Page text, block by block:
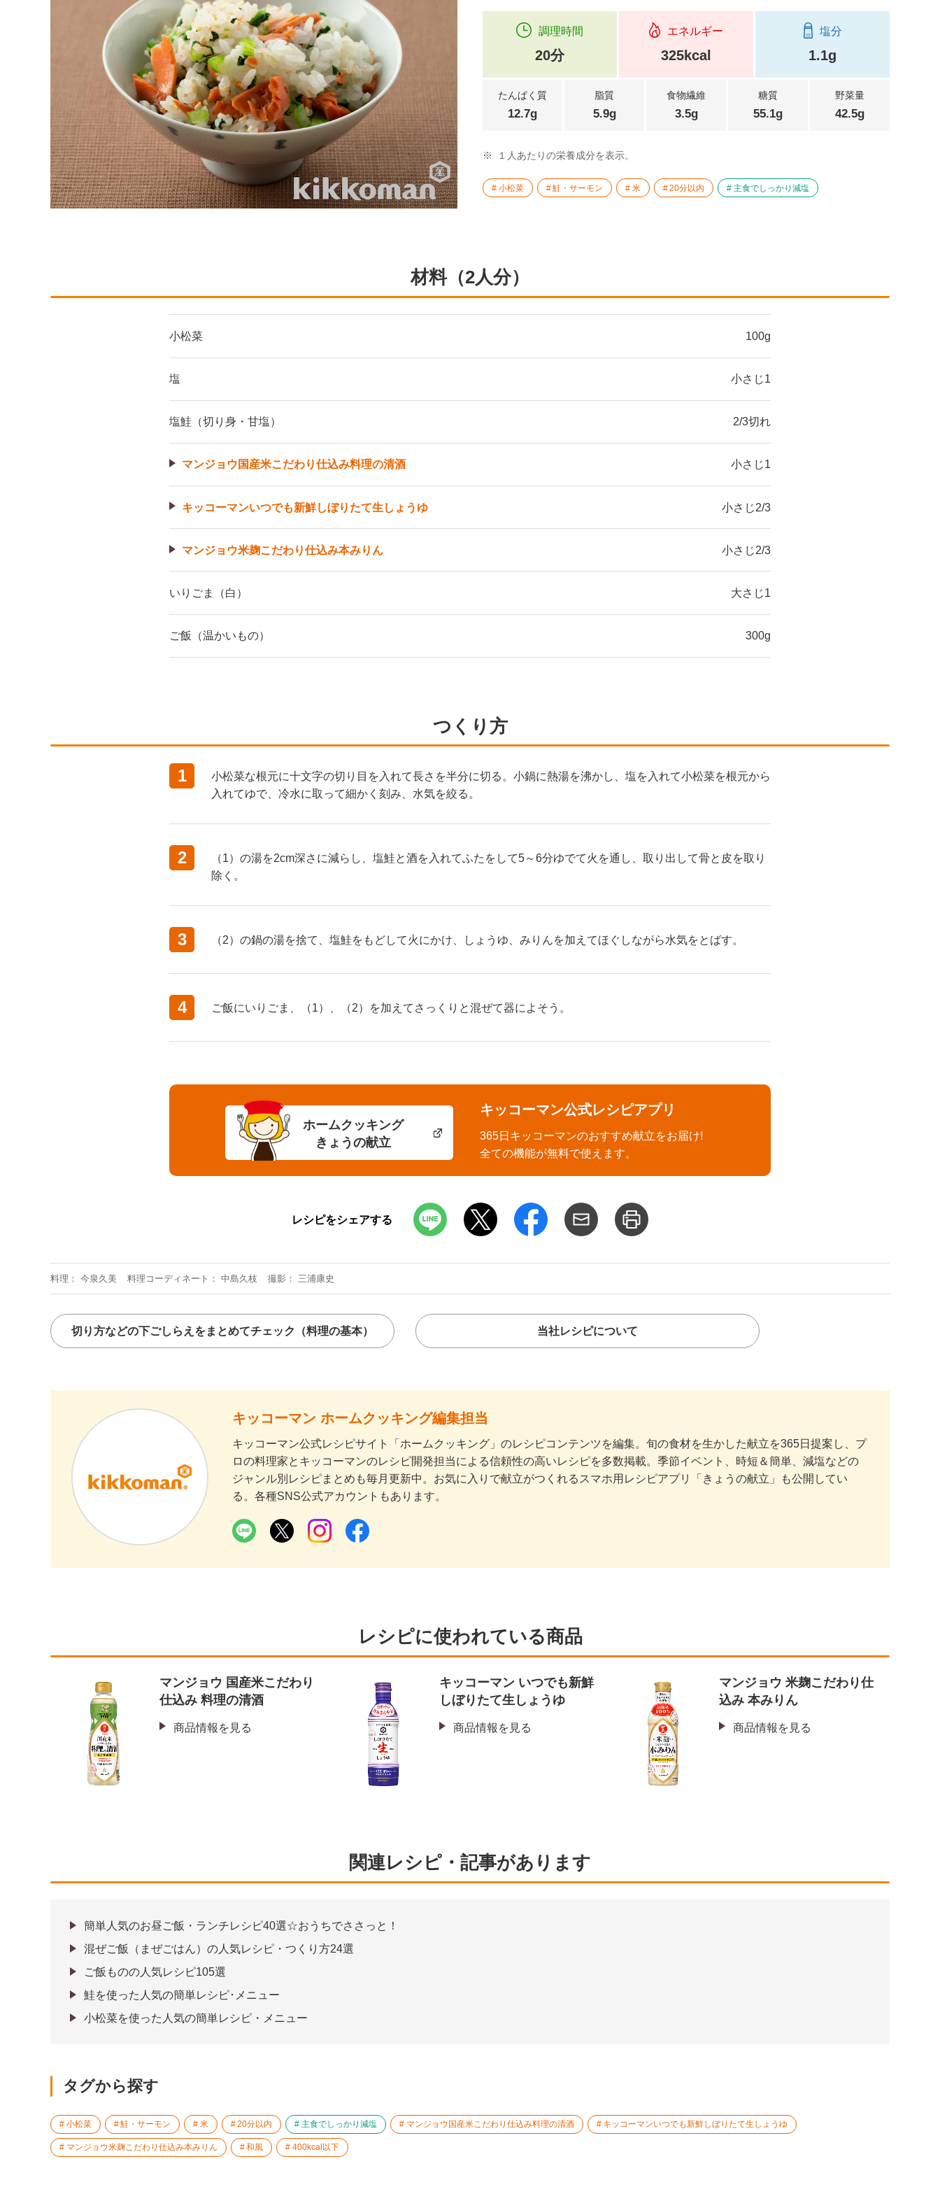
調理時間
20分
エネルギー
325kcal
塩分
1.1g
たんぱく質
12.7g
脂質
5.9g
食物繊維
3.5g
糖質
55.1g
野菜量
42.5g
※ １人あたりの栄養成分を表示。
小松菜 鮭・サーモン 米 20分以内 主食でしっかり減塩
材料（2人分）
小松菜 100g
塩 小さじ1
塩鮭（切り身・甘塩） 2/3切れ
マンジョウ国産米こだわり仕込み料理の清酒 小さじ1
キッコーマンいつでも新鮮しぼりたて生しょうゆ 小さじ2/3
マンジョウ米麹こだわり仕込み本みりん 小さじ2/3
いりごま（白） 大さじ1
ご飯（温かいもの） 300g
つくり方
1
小松菜な根元に十文字の切り目を入れて長さを半分に切る。小鍋に熱湯を沸かし、塩を入れて小松菜を根元から
入れてゆで、冷水に取って細かく刻み、水気を絞る。
2
（1）の湯を2cm深さに減らし、塩鮭と酒を入れてふたをして5～6分ゆでて火を通し、取り出して骨と皮を取り
除く。
3 （2）の鍋の湯を捨て、塩鮭をもどして火にかけ、しょうゆ、みりんを加えてほぐしながら水気をとばす。
4 ご飯にいりごま、（1）、（2）を加えてさっくりと混ぜて器によそう。
ホームクッキング
きょうの献立
キッコーマン公式レシピアプリ
365日キッコーマンのおすすめ献立をお届け!
全ての機能が無料で使えます。
レシピをシェアする
料理 今泉久美 料理コーディネート 中島久枝 撮影 三浦康史
切り方などの下ごしらえをまとめてチェック （料理の基本） 当社レシピについて
キッコーマン ホームクッキング編集担当
キッコーマン公式レシピサイト「ホームクッキング」のレシピコンテンツを編集。旬の食材を生かした献立を365日提案し、プ
ロの料理家とキッコーマンのレシピ開発担当による信頼性の高いレシピを多数掲載。季節イベント、時短＆簡単、減塩などの
ジャンル別レシピまとめも毎月更新中。お気に入りで献立がつくれるスマホ用レシピアプリ「きょうの献立」も公開してい
る。各種SNS公式アカウントもあります。
レシピに使われている商品
マンジョウ 国産米こだわり
仕込み 料理の清酒
商品情報を見る
キッコーマン いつでも新鮮
しぼりたて生しょうゆ
商品情報を見る
マンジョウ 米麹こだわり仕
込み 本みりん
商品情報を見る
関連レシピ・記事があります
簡単人気のお昼ご飯・ランチレシピ40選☆おうちでささっと！
混ぜご飯（まぜごはん）の人気レシピ・つくり方24選
ご飯ものの人気レシピ105選
鮭を使った人気の簡単レシピ･メニュー
小松菜を使った人気の簡単レシピ・メニュー
タグから探す
小松菜 鮭・サーモン 米 20分以内 主食でしっかり減塩 マンジョウ国産米こだわり仕込み料理の清酒 キッコーマンいつでも新鮮しぼりたて生しょうゆ
マンジョウ米麹こだわり仕込み本みりん 和風 400kcal以下